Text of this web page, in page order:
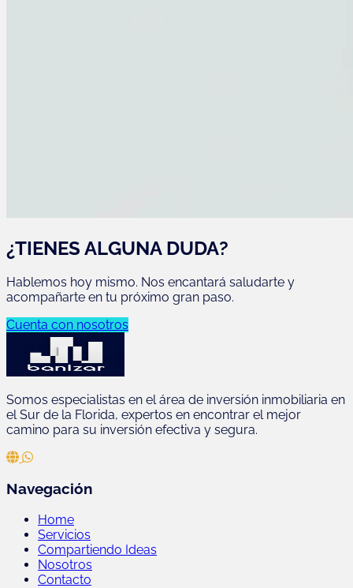
¿TIENES ALGUNA DUDA?
Hablemos hoy mismo. Nos encantará saludarte y
acompañarte en tu próximo gran paso.
Cuenta con nosotros
Somos especialistas en el área de inversión inmobiliaria en
el Sur de la Florida, expertos en encontrar el mejor
camino para su inversión efectiva y segura.
Navegación
Home
Servicios
Compartiendo Ideas
Nosotros
Contacto